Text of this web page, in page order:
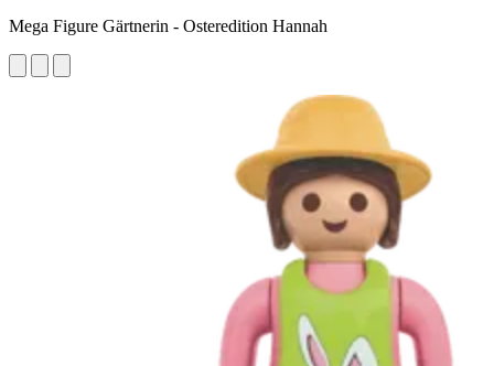
Mega Figure Gärtnerin - Osteredition Hannah